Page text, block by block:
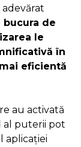
bucura de
le
în
eficientă
au activată
al puterii pot
aplicației